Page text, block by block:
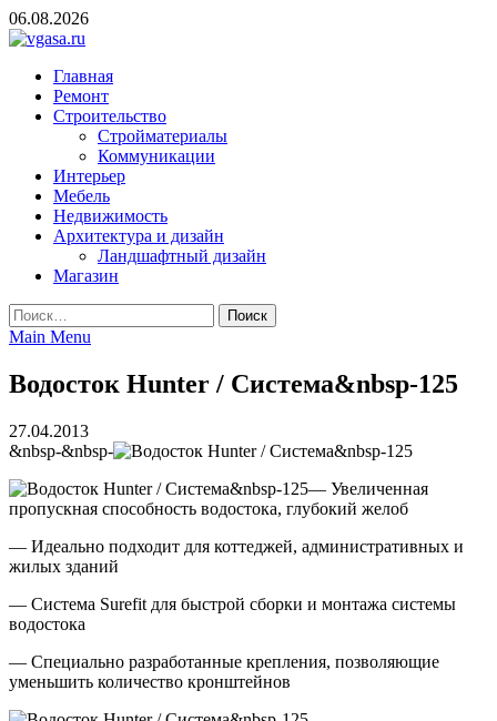
Skip
to
06.08.2026
vgasa.ru
Строительный журнал. Всё о строительстве и ремонтах
Главная
Ремонт
Строительство
Стройматериалы
Коммуникации
Интерьер
Мебель
Недвижимость
Архитектура и дизайн
Ландшафтный дизайн
Магазин
Найти:
Main Menu
Водосток Hunter / Система&nbsp-125
27.04.2013
&nbsp-&nbsp-
— Увеличенная
пропускная способность водостока, глубокий желоб
— Идеально подходит для коттеджей, административных и
жилых зданий
— Система Surefit для быстрой сборки и монтажа системы
водостока
— Специально разработанные крепления, позволяющие
уменьшить количество кронштейнов